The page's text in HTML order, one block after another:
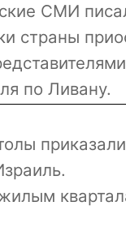
СМИ
страны
по Ливану.